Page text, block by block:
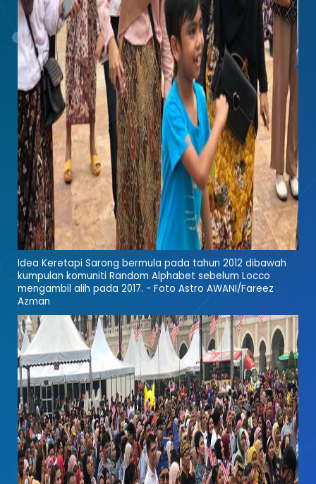
Idea Keretapi Sarong bermula pada tahun 2012 dibawah
kumpulan komuniti Random Alphabet sebelum Locco
mengambil alih pada 2017. - Foto Astro AWANI/Fareez
Azman